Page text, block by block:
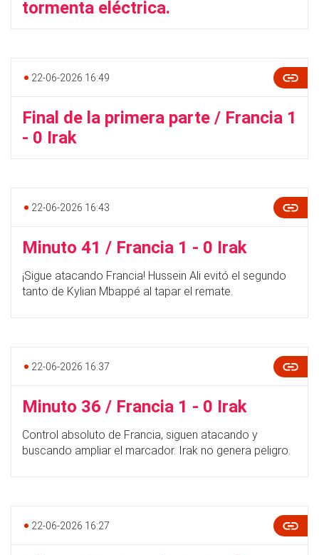
tormenta eléctrica.
22-06-2026 16:49
Final de la primera parte / Francia 1
- 0 Irak
22-06-2026 16:43
Minuto 41 / Francia 1 - 0 Irak
¡Sigue atacando Francia! Hussein Ali evitó el segundo
tanto de Kylian Mbappé al tapar el remate.
22-06-2026 16:37
Minuto 36 / Francia 1 - 0 Irak
Control absoluto de Francia, siguen atacando y
buscando ampliar el marcador. Irak no genera peligro.
22-06-2026 16:27